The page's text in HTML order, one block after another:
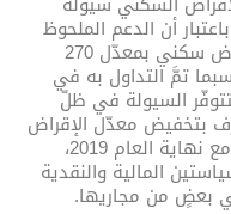
أن الدعم الملحوظ
(100 مليار) يكفي لما يقارب 4000 قرض سكني بمعدّل 270
تمَّ التداول به في
السيولة في ظلّ
بتخفيض معدّل الإقراض
بالليرة إلى الودائع بالليرة حتى 25% مع نهاية العام 2019،
المالية والنقدية
بعضٍ من مجاريها.